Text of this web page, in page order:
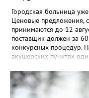
Городская больница
Ценовые предложения,
принимаются до 12
поставщик должен за
конкурсных процедур.
акушерских пунктах
также комната для
другие
расположится на